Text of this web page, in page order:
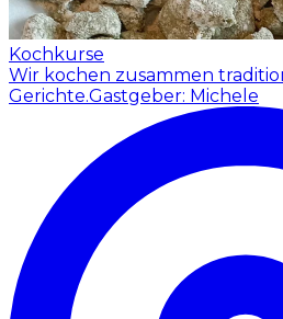
Kochkurse
Wir kochen zusammen
Gerichte.Gastgeber: Michele